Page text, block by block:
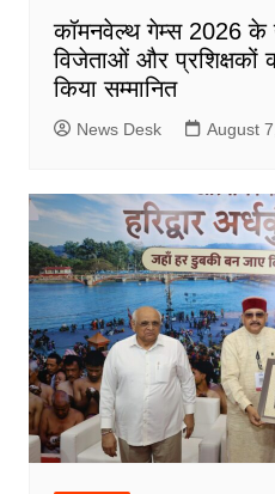
कॉमनवेल्थ गेम्स 2026 के
विजेताओं और प्रशिक्षकों
किया सम्मानित
News Desk August